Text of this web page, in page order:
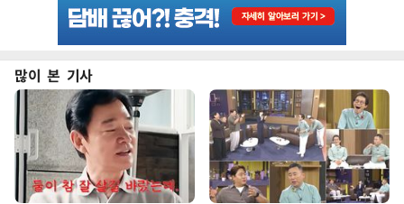
많이 본 기사